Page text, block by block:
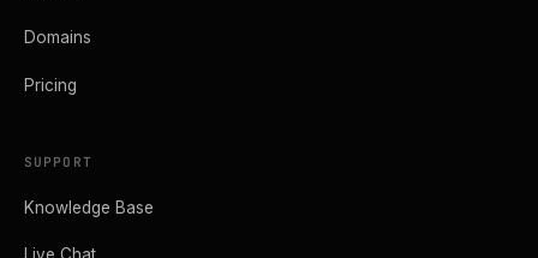
Domains
Pricing
SUPPORT
Knowledge Base